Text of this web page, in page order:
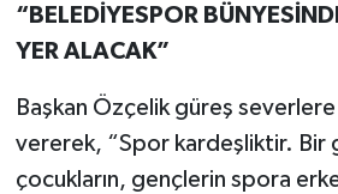
“BELEDİYESPOR
YER ALACAK”
Başkan Özçelik güreş
vererek, “Spor kardeşliktir. Bir
çocukların, gençlerin spora